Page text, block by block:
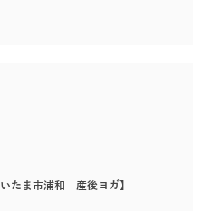
たま市浦和 産後ヨガ】